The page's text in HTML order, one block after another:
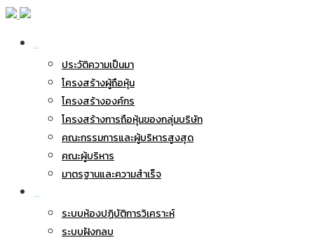
ประวัติความเป็นมา
โครงสร้างผู้ถือหุ้น
โครงสร้างองค์กร
โครงสร้างการถือหุ้นของกลุ่มบริษัท
คณะกรรมการและผู้บริหารสูงสุด
คณะผู้บริหาร
มาตรฐานและความสำเร็จ
ระบบห้องปฏิบัติการวิเคราะห์
ระบบฝังกลบ